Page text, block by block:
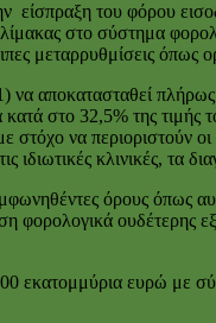
είσπραξη του φόρου
στο σύστημα
μεταρρυθμίσεις
να αποκατασταθεί
στο 32,5% της τιμής
στόχο να
κλινικές, τα
όρους όπως
φορολογικά
εκατομμύρια ευρώ